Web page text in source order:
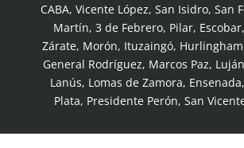
CABA, Vicente López, San Isidro, San
Martín, 3 de Febrero, Pilar,
Zárate, Morón, Ituzaingó,
General Rodríguez, Marcos Paz,
Lanús, Lomas de Zamora,
Plata, Presidente Perón, San